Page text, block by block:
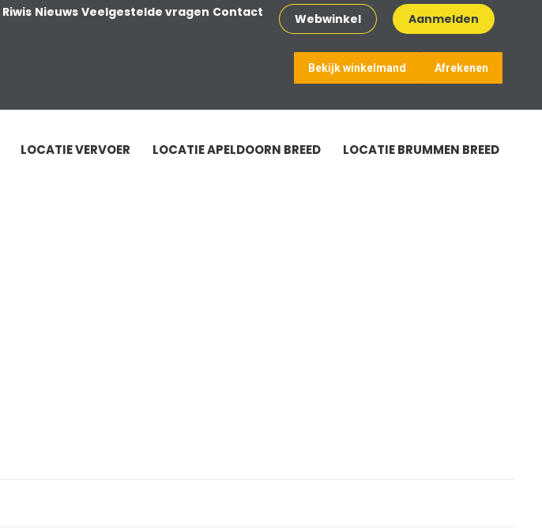
Riwis Nieuws Veelgestelde vragen Contact
Webwinkel
Aanmelden
Bekijk winkelmand Afrekenen
LOCATIE VERVOER LOCATIE APELDOORN BREED LOCATIE BRUMMEN BREED